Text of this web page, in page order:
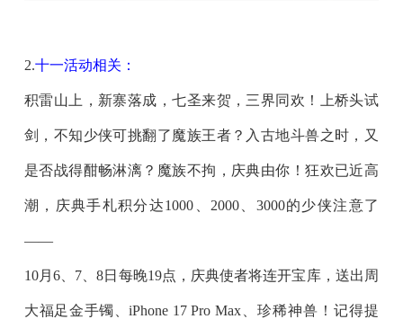
2.十一活动相关：
积雷山上，新寨落成，七圣来贺，三界同欢！上桥头试
剑，不知少侠可挑翻了魔族王者？入古地斗兽之时，又
是否战得酣畅淋漓？魔族不拘，庆典由你！狂欢已近高
潮，庆典手札积分达1000、2000、3000的少侠注意了
——
10月6、7、8日每晚19点 ，庆典使者将连开宝库，送出 周
大福足金手镯 iPhone 17 Pro Max、 珍稀神兽 ！记得提